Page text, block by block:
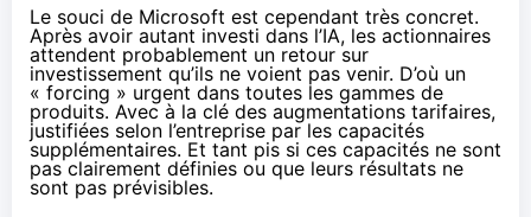
Le souci de Microsoft est cependant très concret.
Après avoir autant investi dans l’IA, les actionnaires
attendent probablement un retour sur
investissement qu’ils ne voient pas venir. D’où un
« forcing » urgent dans toutes les gammes de
produits. Avec à la clé des augmentations tarifaires,
justifiées selon l’entreprise par les capacités
supplémentaires. Et tant pis si ces capacités ne sont
pas clairement définies ou que leurs résultats ne
sont pas prévisibles.